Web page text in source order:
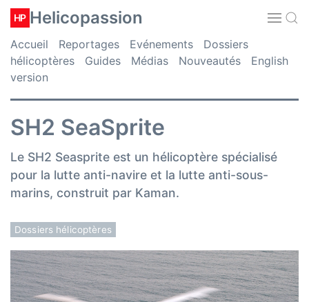
HP Helicopassion
Accueil Reportages Evénements
Dossiers
hélicoptères
Guides Médias Nouveautés
English
version
SH2 SeaSprite
Le SH2 Seasprite est un hélicoptère spécialisé
pour la lutte anti-navire et la lutte anti-sous-
marins, construit par Kaman.
Dossiers hélicoptères